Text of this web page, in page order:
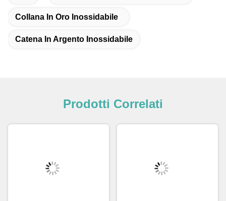
Collana In Oro Inossidabile
Catena In Argento Inossidabile
Prodotti Correlati